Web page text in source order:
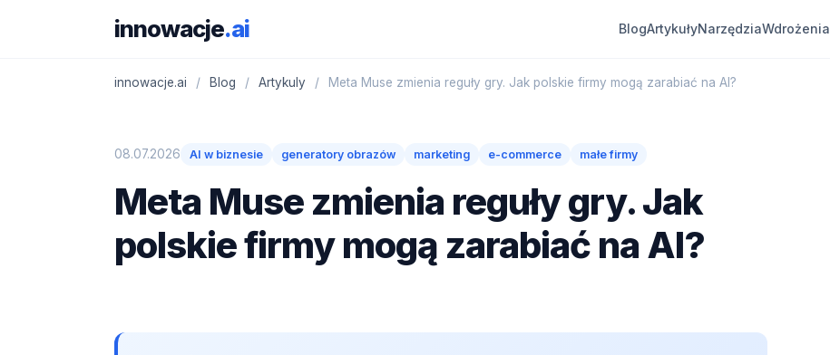
innowacje.ai BlogArtykułyNarzędziaWdrożenia
innowacje.ai / Blog / Artykuly / Meta Muse zmienia reguły gry. Jak polskie firmy mogą zarabiać na AI?
08.07.2026 AI w biznesie generatory obrazów marketing e-commerce małe firmy
Meta Muse zmienia reguły gry. Jak
polskie firmy mogą zarabiać na AI?